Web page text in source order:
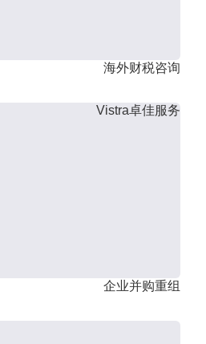
海外财税咨询
Vistra卓佳服务
企业并购重组